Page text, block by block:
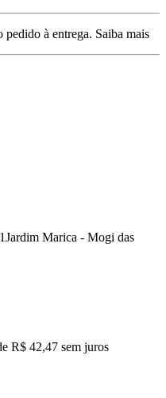
pedido à entrega. Saiba mais
Jardim Marica - Mogi das
R$ 42,47 sem juros